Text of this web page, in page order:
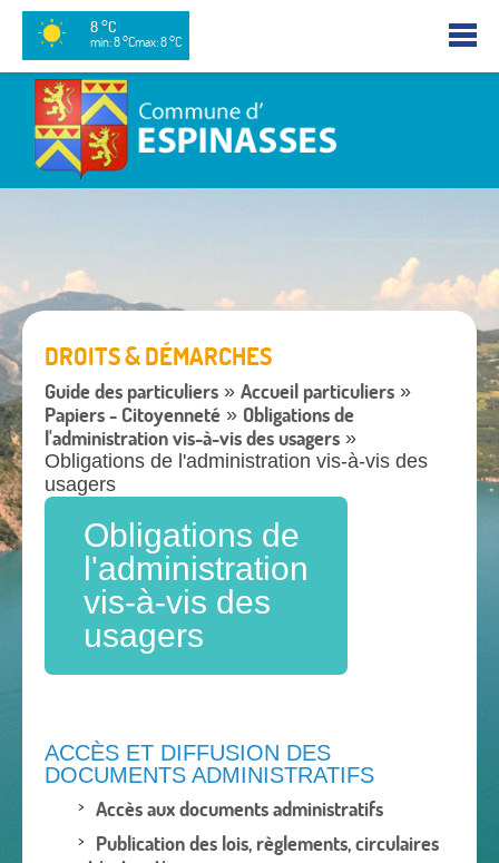
8 °C
min: 8 °Cmax: 8 °C
DROITS & DÉMARCHES
Guide des particuliers » Accueil particuliers »
Papiers - Citoyenneté » Obligations de
l'administration vis-à-vis des usagers »
Obligations de l'administration vis-à-vis des
usagers
Obligations de
l'administration
vis-à-vis des
usagers
ACCÈS ET DIFFUSION DES
DOCUMENTS ADMINISTRATIFS
Accès aux documents administratifs
Publication des lois, règlements, circulaires